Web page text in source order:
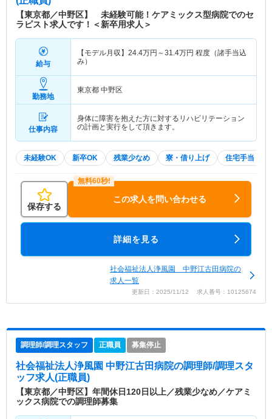
【東京都／中野区】 未経験可能！ケアミックス型病院でのセ
ラピスト求人です！＜新卒用求人＞
給与
【モデル月収】 24.4万円～31.4万円 程度（諸手当込
み）
勤務地
東京都 中野区
仕事内容
身体に障害を抱えた方に対するリハビリテーション
の計画と実行をして頂きます。
未経験OK 新卒OK 残業少なめ 寮・借り上げ 住宅手当・補
保存する
この求人を問い合わせる
詳細を見る
社会福祉法人浄風園 中野江古田病院の
求人一覧
更新日：2025/11/12 求人番号：10125674
調理師/調理スタッフ 正職員 募集停止
社会福祉法人浄風園 中野江古田病院の調理師/調理スタ
ッフ求人(正職員)
【東京都／中野区】年間休日120日以上／残業少なめ／ケアミ
ックス病院での調理師募集